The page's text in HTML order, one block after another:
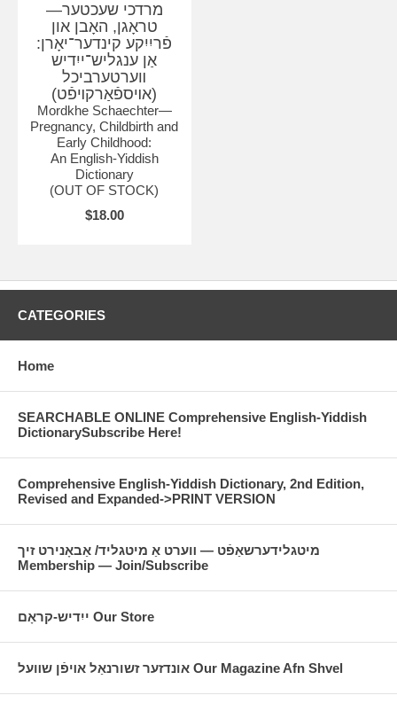
מרדכי שעכטער—
טראָגן, האָבן און
פֿריִיִקע קינדער־יאָרן:
אַן ענגליש־ייִדיש
װערטערביכל
(אױספֿאַרקױפֿט)
Mordkhe Schaechter—
Pregnancy, Childbirth and
Early Childhood:
An English-Yiddish
Dictionary
(OUT OF STOCK)
$18.00
CATEGORIES
Home
SEARCHABLE ONLINE Comprehensive English-Yiddish
DictionarySubscribe Here!
Comprehensive English-Yiddish Dictionary, 2nd Edition,
Revised and Expanded->PRINT VERSION
מיטגלידערשאַפֿט — װערט אַ מיטגליד/ אַבאָנירט זיך
Membership — Join/Subscribe
ייִדיש-קראָם Our Store
אונדזער זשורנאַל אױפֿן שװעל Our Magazine Afn Shvel